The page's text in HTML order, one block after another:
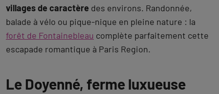
villages de caractère des environs. Randonnée,
balade à vélo ou pique-nique en pleine nature : la
forêt de Fontainebleau complète parfaitement cette
escapade romantique à Paris Region.
Le Doyenné, ferme luxueuse